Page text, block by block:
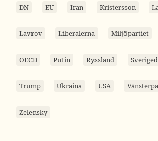
DN EU Iran Kristersson
Lavrov Liberalerna Miljöpartiet
OECD Putin Ryssland
Trump Ukraina USA
Zelensky